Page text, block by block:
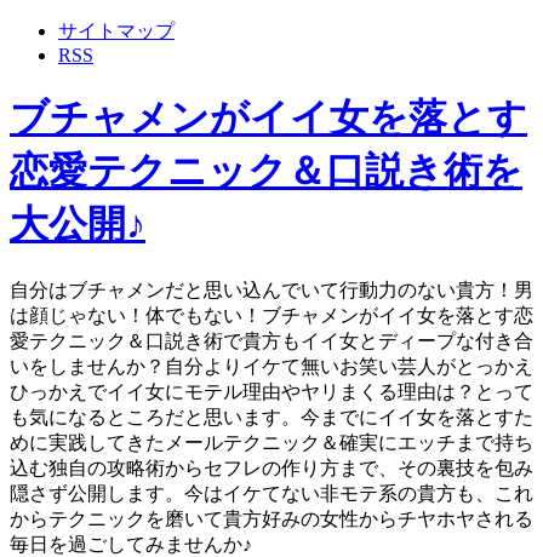
サイトマップ
RSS
ブチャメンがイイ女を落とす
恋愛テクニック＆口説き術を
大公開♪
自分はブチャメンだと思い込んでいて行動力のない貴方！男
は顔じゃない！体でもない！ブチャメンがイイ女を落とす恋
愛テクニック＆口説き術で貴方もイイ女とディープな付き合
いをしませんか？自分よりイケて無いお笑い芸人がとっかえ
ひっかえでイイ女にモテル理由やヤリまくる理由は？とって
も気になるところだと思います。今までにイイ女を落とすた
めに実践してきたメールテクニック＆確実にエッチまで持ち
込む独自の攻略術からセフレの作り方まで、その裏技を包み
隠さず公開します。今はイケてない非モテ系の貴方も、これ
からテクニックを磨いて貴方好みの女性からチヤホヤされる
毎日を過ごしてみませんか♪